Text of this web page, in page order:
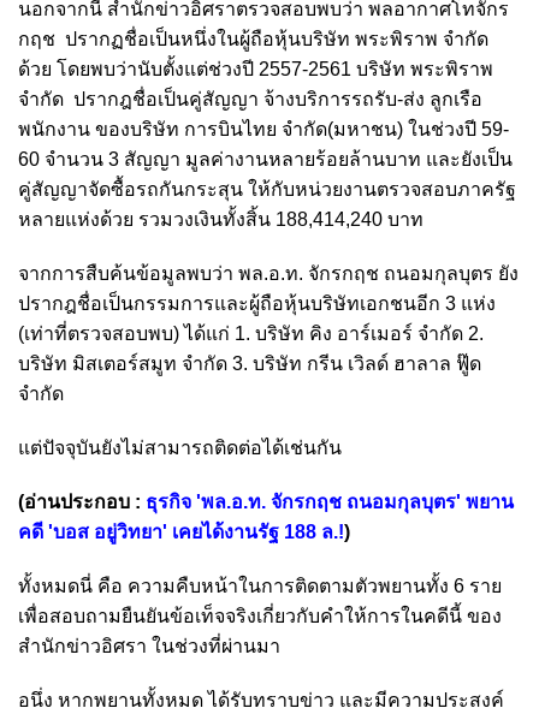
นอกจากนี้ สำนักข่าวอิศราตรวจสอบพบว่า พลอากาศโทจักร
กฤช ปรากฏชื่อเป็นหนึ่งในผู้ถือหุ้นบริษัท พระพิราพ จำกัด
ด้วย โดยพบว่านับตั้งแต่ช่วงปี 2557-2561 บริษัท พระพิราพ
จำกัด ปรากฎชื่อเป็นคู่สัญญา จ้างบริการรถรับ-ส่ง ลูกเรือ
พนักงาน ของบริษัท การบินไทย จำกัด(มหาชน) ในช่วงปี 59-
60 จำนวน 3 สัญญา มูลค่างานหลายร้อยล้านบาท และยังเป็น
คู่สัญญาจัดซื้อรถกันกระสุน ให้กับหน่วยงานตรวจสอบภาครัฐ
หลายแห่งด้วย รวมวงเงินทั้งสิ้น 188,414,240 บาท
จากการสืบค้นข้อมูลพบว่า พล.อ.ท. จักรกฤช ถนอมกุลบุตร ยัง
ปรากฎชื่อเป็นกรรมการและผู้ถือหุ้นบริษัทเอกชนอีก 3 แห่ง
(เท่าที่ตรวจสอบพบ) ได้แก่ 1. บริษัท คิง อาร์เมอร์ จำกัด 2.
บริษัท มิสเตอร์สมูท จำกัด 3. บริษัท กรีน เวิลด์ ฮาลาล ฟู๊ด
จำกัด
แต่ปัจจุบันยังไม่สามารถติดต่อได้เช่นกัน
(อ่านประกอบ : ธุรกิจ 'พล.อ.ท. จักรกฤช ถนอมกุลบุตร' พยาน
คดี 'บอส อยู่วิทยา' เคยได้งานรัฐ 188 ล.!)
ทั้งหมดนี่ คือ ความคืบหน้าในการติดตามตัวพยานทั้ง 6 ราย
เพื่อสอบถามยืนยันข้อเท็จจริงเกี่ยวกับคำให้การในคดีนี้ ของ
สำนักข่าวอิศรา ในช่วงที่ผ่านมา
อนึ่ง หากพยานทั้งหมด ได้รับทราบข่าว และมีความประสงค์